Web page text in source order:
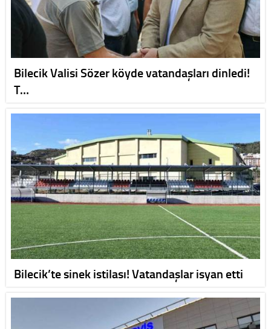
Bilecik Valisi Sözer köyde vatandaşları dinledi!
T…
Bilecik’te sinek istilası! Vatandaşlar isyan etti